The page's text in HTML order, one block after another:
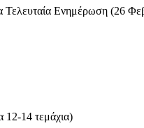
Τελευταία Ενημέρωση (26
12-14 τεμάχια)